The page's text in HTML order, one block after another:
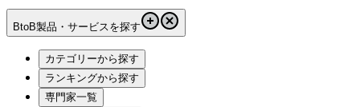
BtoB製品・サービスを探す
カテゴリーから探す
ランキングから探す
専門家一覧